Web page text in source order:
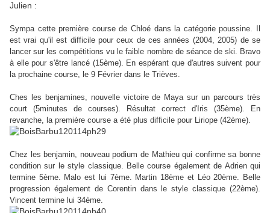
Julien :
Sympa cette première course de Chloé dans la catégorie poussine. Il
est vrai qu'il est difficile pour ceux de ces années (2004, 2005) de se
lancer sur les compétitions vu le faible nombre de séance de ski. Bravo
à elle pour s'être lancé (15ème). En espérant que d'autres suivent pour
la prochaine course, le 9 Février dans le Trièves.
Ches les benjamines, nouvelle victoire de Maya sur un parcours très
court (5minutes de courses). Résultat correct d'Iris (35ème). En
revanche, la première course a été plus difficile pour Liriope (42ème).
Chez les benjamin, nouveau podium de Mathieu qui confirme sa bonne
condition sur le style classique. Belle course également de Adrien qui
termine 5ème. Malo est lui 7ème. Martin 18ème et Léo 20ème. Belle
progression également de Corentin dans le style classique (22ème).
Vincent termine lui 34ème.